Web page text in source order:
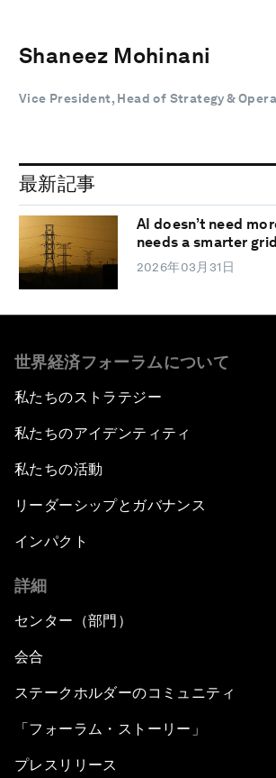
Shaneez Mohinani
Vice President, Head of Strategy &
最新記事
AI doesn’t need
needs a smarter grid
2026年03月31日
世界経済フォーラムについて
私たちのストラテジー
私たちのアイデンティティ
私たちの活動
リーダーシップとガバナンス
インパクト
詳細
センター（部門）
会合
ステークホルダーのコミュニティ
「フォーラム・ストーリー」
プレスリリース